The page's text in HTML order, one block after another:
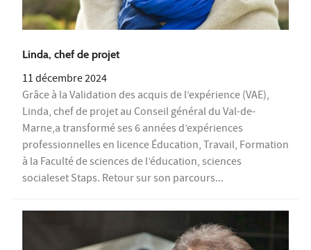
Linda, chef de projet
11 décembre 2024
Grâce à la Validation des acquis de l’expérience (VAE),
Linda, chef de projet au Conseil général du Val-de-
Marne,a transformé ses 6 années d’expériences
professionnelles en licence Éducation, Travail, Formation
à la Faculté de sciences de l’éducation, sciences
socialeset Staps. Retour sur son parcours...